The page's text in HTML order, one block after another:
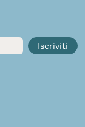
Iscriviti